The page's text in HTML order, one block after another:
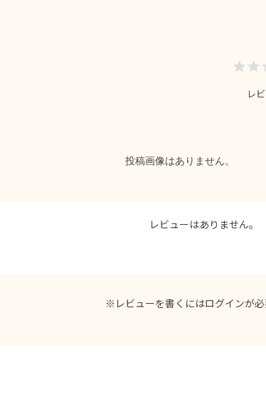
レ
投稿画像はありません。
レビューはありません。
※レビューを書くにはログインが必